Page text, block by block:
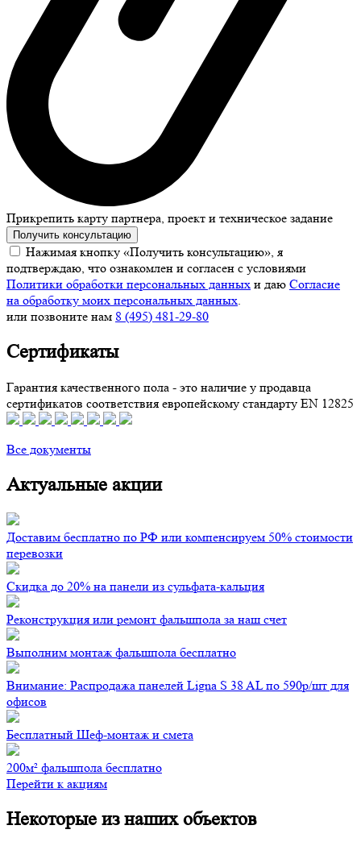
Прикрепить карту партнера, проект и техническое задание
Получить консультацию
Нажимая кнопку «Получить консультацию», я
подтверждаю, что ознакомлен и согласен с условиями
Политики обработки персональных данных и даю Согласие
на обработку моих персональных данных.
или позвоните нам 8 (495) 481-29-80
Сертификаты
Гарантия качественного пола - это наличие у продавца
сертификатов соответствия европейскому стандарту EN 12825
Все документы
Актуальные акции
Доставим бесплатно по РФ или компенсируем 50% стоимости
перевозки
Скидка до 20% на панели из сульфата-кальция
Реконструкция или ремонт фальшпола за наш счет
Выполним монтаж фальшпола бесплатно
Внимание: Распродажа панелей Ligna S 38 AL по 590р/шт для
офисов
Бесплатный Шеф-монтаж и смета
200м² фальшпола бесплатно
Перейти к акциям
Некоторые из наших объектов